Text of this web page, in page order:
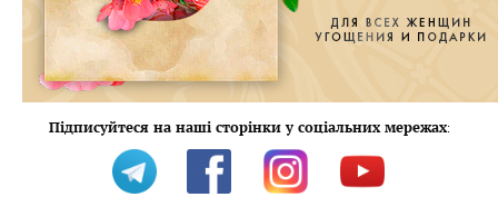
Підписуйтеся на наші сторінки у соціальних мережах: